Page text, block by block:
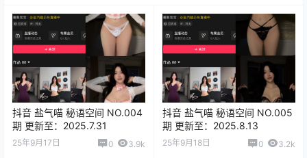
抖音 盐气喵 秘语空间 NO.004
期 更新至：2025.7.31
25年9月17日 0 3.9k
抖音 盐气喵 秘语空间 NO.005
期 更新至：2025.8.13
25年9月18日 0 3.2k